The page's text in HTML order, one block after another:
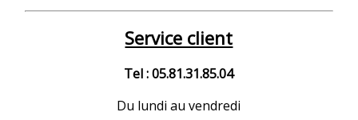
Service client
Tel : 05.81.31.85.04
Du lundi au vendredi